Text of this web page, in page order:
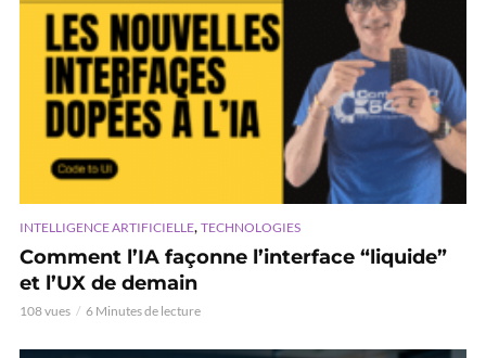
INTELLIGENCE ARTIFICIELLE, TECHNOLOGIES
Comment l’IA façonne l’interface “liquide”
et l’UX de demain
108 vues 6 Minutes de lecture